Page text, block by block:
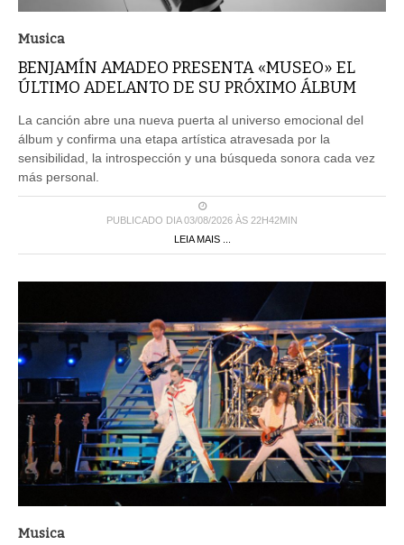
Musica
BENJAMÍN AMADEO PRESENTA «MUSEO» EL
ÚLTIMO ADELANTO DE SU PRÓXIMO ÁLBUM
La canción abre una nueva puerta al universo emocional del
álbum y confirma una etapa artística atravesada por la
sensibilidad, la introspección y una búsqueda sonora cada vez
más personal.
PUBLICADO DIA 03/08/2026 ÀS 22H42MIN
LEIA MAIS ...
Musica